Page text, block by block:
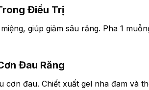
Điều Trị
giúp giảm sâu răng. Pha 1
Đau Răng
cơn đau. Chiết xuất gel nha đam và